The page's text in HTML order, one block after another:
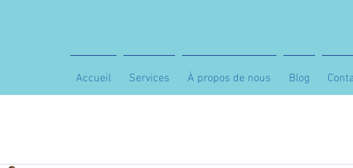
Accueil Services À propos de nous Blog